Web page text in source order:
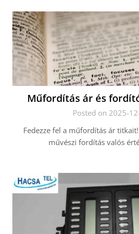
Műfordítás ár és
Posted on 2025-
Fedezze fel a műfordítás ár
művészi fordítás valós